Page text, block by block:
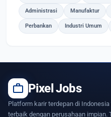
Administrasi Manufaktur
Perbankan Industri Umum
work Pixel Jobs
Platform karir terdepan di
terbaik dengan perusahaan impian.